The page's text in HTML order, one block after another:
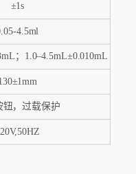
±1s
4.5ml
；1.0–4.5mL±0.010mL
钮，过载保护